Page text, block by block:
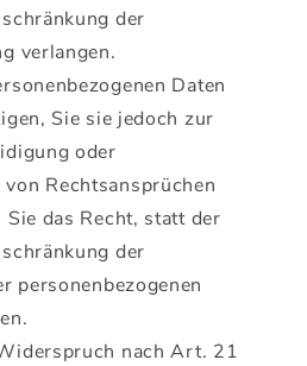
der
verlangen.
Daten
Sie sie jedoch zur
oder
Rechtsansprüchen
Sie das Recht, statt der
der
personenbezogenen
nach Art. 21